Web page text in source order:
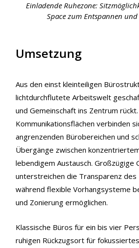
Einladende Ruhezone:
Space zum Entspannen
Umsetzung
Aus den einst kleinteiligen
lichtdurchflutete Arbeitswelt
und Gemeinschaft ins Zentrum
Kommunikationsflächen verbinden
angrenzenden Bürobereichen und
Übergänge zwischen
lebendigem Austausch. Großzügige
unterstreichen die Transparenz des
während flexible Vorhangsysteme
und Zonierung ermöglichen.
Klassische Büros für ein bis vier
ruhigen Rückzugsort für